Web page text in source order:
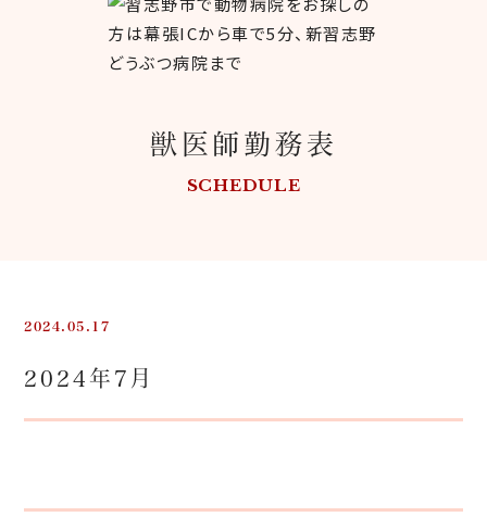
獣医師勤務表
SCHEDULE
2024.05.17
2024年7月